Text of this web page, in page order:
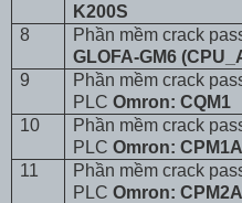
K200S
8 Phần mềm crack
GLOFA-GM6
9
Phần mềm crack
PLCOmron: CQM1
10
Phần mềm crack
PLCOmron: CPM1A
11
Phần mềm crack
PLCOmron: CPM2A